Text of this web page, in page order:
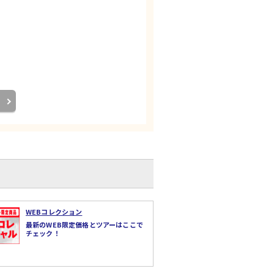
WEBコレクション
最新のWEB限定価格とツアーはここで
チェック！